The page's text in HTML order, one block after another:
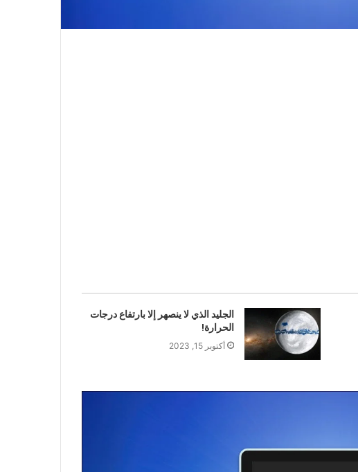
الجليد الذي لا ينصهر إلا بارتفاع درجات
الحرارة!
أكتوبر 15, 2023